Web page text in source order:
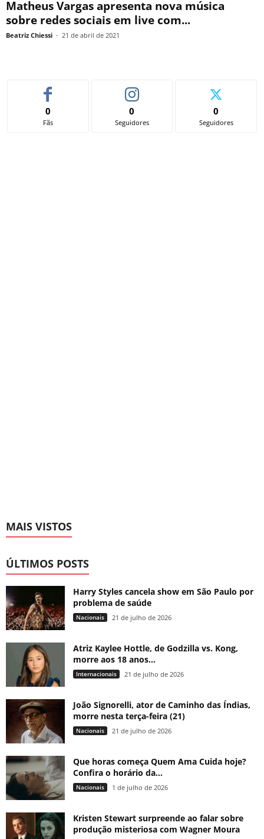
Matheus Vargas apresenta nova música
sobre redes sociais em live com...
Beatriz Chiessi - 21 de abril de 2021
0
Fãs
0
Seguidores
0
Seguidores
MAIS VISTOS
ÚLTIMOS POSTS
Harry Styles cancela show em São Paulo por
problema de saúde
Nacionais 21 de julho de 2026
Atriz Kaylee Hottle, de Godzilla vs. Kong,
morre aos 18 anos...
Internacionais 21 de julho de 2026
João Signorelli, ator de Caminho das Índias,
morre nesta terça-feira (21)
Nacionais 21 de julho de 2026
Que horas começa Quem Ama Cuida hoje?
Confira o horário da...
Nacionais 1 de julho de 2026
Kristen Stewart surpreende ao falar sobre
produção misteriosa com Wagner Moura